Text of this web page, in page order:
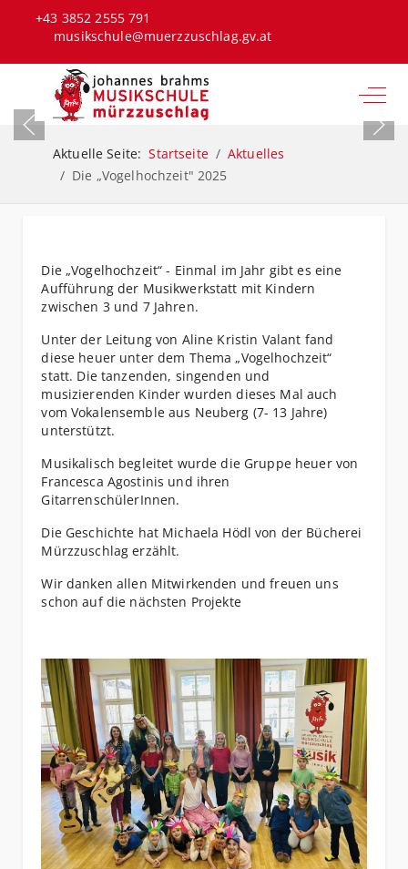
+43 3852 2555 791
musikschule@muerzzuschlag.gv.at
Off-
Aktuelle Seite:Startseite
Aktuelles
Die „Vogelhochzeit" 2025
Die „Vogelhochzeit“ - Einmal im Jahr gibt es eine
Aufführung der Musikwerkstatt mit Kindern
zwischen 3 und 7 Jahren.
Unter der Leitung von Aline Kristin Valant fand
diese heuer unter dem Thema „Vogelhochzeit“
statt. Die tanzenden, singenden und
musizierenden Kinder wurden dieses Mal auch
vom Vokalensemble aus Neuberg (7- 13 Jahre)
unterstützt.
Musikalisch begleitet wurde die Gruppe heuer von
Francesca Agostinis und ihren
GitarrenschülerInnen.
Die Geschichte hat Michaela Hödl von der Bücherei
Mürzzuschlag erzählt.
Wir danken allen Mitwirkenden und freuen uns
schon auf die nächsten Projekte